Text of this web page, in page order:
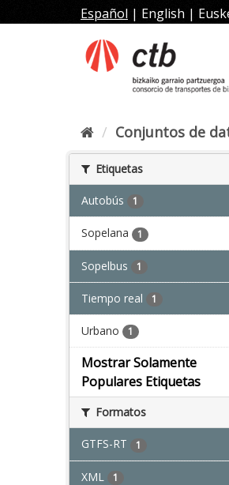
al
Español | English |
Conjuntos de
Etiquetas
Autobús 1
Sopelana 1
Sopelbus 1
Tiempo real 1
Urbano 1
Mostrar Solamente
Populares Etiquetas
Formatos
GTFS-RT 1
XML 1